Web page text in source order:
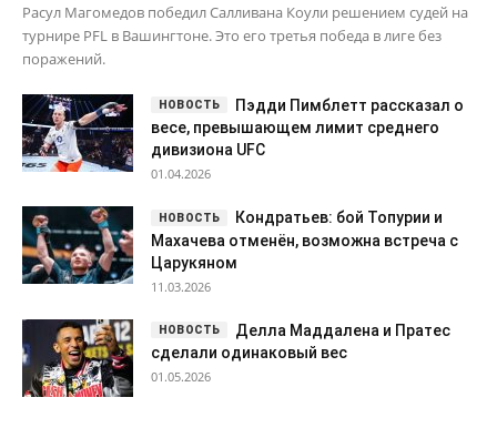
Расул Магомедов победил Салливана Коули решением судей на
турнире PFL в Вашингтоне. Это его третья победа в лиге без
поражений.
Пэдди Пимблетт рассказал о
весе, превышающем лимит среднего
дивизиона UFC
01.04.2026
Кондратьев: бой Топурии и
Махачева отменён, возможна встреча с
Царукяном
11.03.2026
Делла Маддалена и Пратес
сделали одинаковый вес
01.05.2026